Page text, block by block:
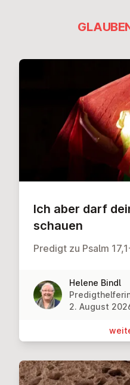
Ich aber darf
schauen
Predigt zu Psalm
Helene Bindl
2. August